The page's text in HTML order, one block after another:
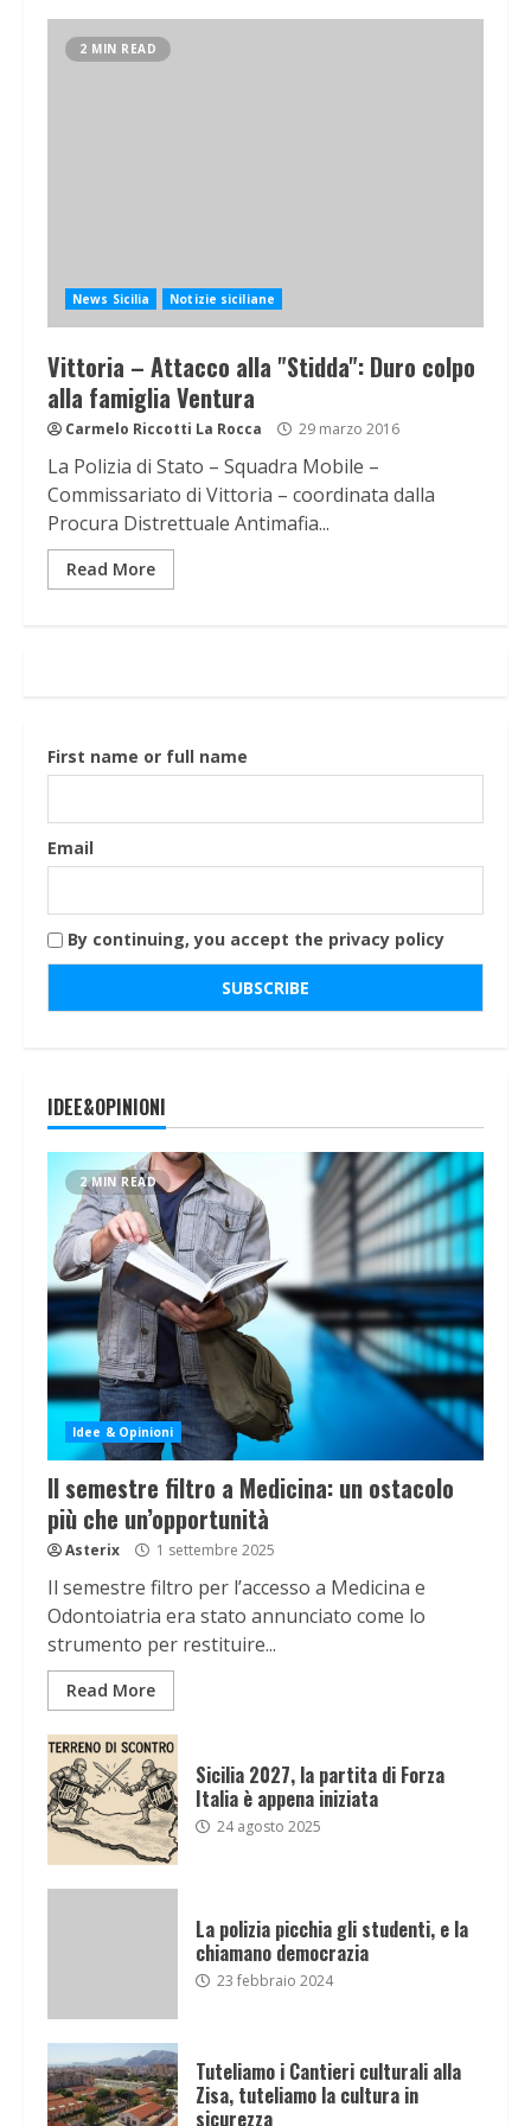
2 MIN READ
News Sicilia Notizie siciliane
Vittoria – Attacco alla "Stidda": Duro colpo
alla famiglia Ventura
Carmelo Riccotti La Rocca 29 marzo 2016
La Polizia di Stato – Squadra Mobile –
Commissariato di Vittoria – coordinata dalla
Procura Distrettuale Antimafia...
Read More
First name or full name
Email
By continuing, you accept the privacy policy
IDEE&OPINIONI
2 MIN READ
Idee & Opinioni
Il semestre filtro a Medicina: un ostacolo
più che un’opportunità
Asterix 1 settembre 2025
Il semestre filtro per l’accesso a Medicina e
Odontoiatria era stato annunciato come lo
strumento per restituire...
Read More
Sicilia 2027, la partita di Forza
Italia è appena iniziata
24 agosto 2025
La polizia picchia gli studenti, e la
chiamano democrazia
23 febbraio 2024
Tuteliamo i Cantieri culturali alla
Zisa, tuteliamo la cultura in
sicurezza